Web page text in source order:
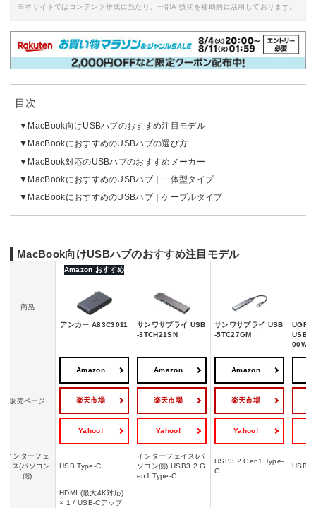
※本サイトではコンテンツ作成に当たり、一部AI技術を補助的に活用しております。
目次
MacBook向けUSBハブのおすすめ注目モデル
MacBookにおすすめのUSBハブの選び方
MacBook対応のUSBハブのおすすめメーカー
MacBookにおすすめのUSBハブ｜一体型タイプ
MacBookにおすすめのUSBハブ｜ケーブルタイプ
MacBook向けUSBハブのおすすめ注目モデル
商品
Amazon おすすめ
アンカー A83C3011
サンワサプライ USB
-3TCH21SN
サンワサプライ USB
-5TC27GM
USB-
00W
販売ページ
Amazon
楽天市場
Yahoo!
Amazon
楽天市場
Yahoo!
Amazon
楽天市場
Yahoo!
インターフェ
イス(パソコン
側)
USB Type-C
インターフェイス(パ
ソコン側) USB3.2 G
en1 Type-C
USB3.2 Gen1 Type-
C
USB
HDMI (最大4K対応)
× 1 / USB-Cアップ